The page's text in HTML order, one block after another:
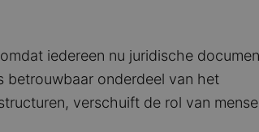
iedereen nu juridische
betrouwbaar onderdeel van het
verschuift de rol van